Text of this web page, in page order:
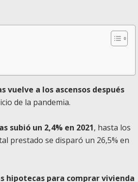
vuelve a los ascensos después
de la pandemia.
subió un 2,4% en 2021, hasta los
prestado se disparó un 26,5% en
hipotecas para comprar vivienda